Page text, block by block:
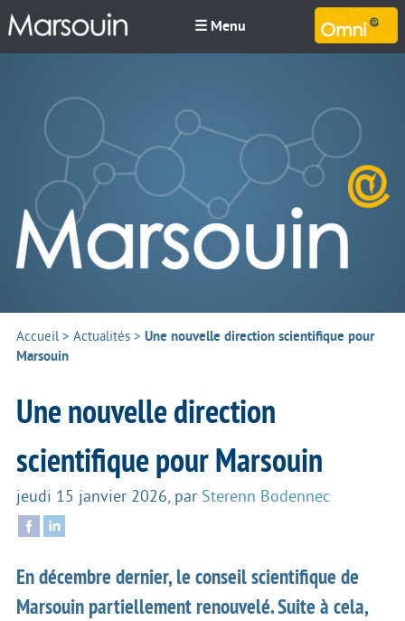
☰ Menu
Accueil> Actualités > Une nouvelle direction scientifique pour
Marsouin
Une nouvelle direction
scientifique pour Marsouin
jeudi 15 janvier 2026, par Sterenn Bodennec
En décembre dernier, le conseil scientifique de
Marsouin partiellement renouvelé. Suite à cela,